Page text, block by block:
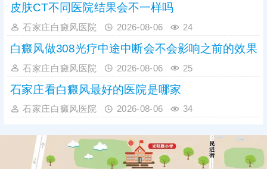
皮肤CT不同医院结果会不一样吗
石家庄白癜风医院 2026-08-06 24
白癜风做308光疗中途中断会不会影响之前的效果
石家庄白癜风医院 2026-08-06 25
石家庄看白癜风最好的医院是哪家
石家庄白癜风医院 2026-08-06 34